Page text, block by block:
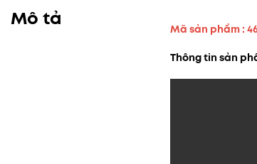
Mô tả Mã sản phẩm :
Thông tin sản